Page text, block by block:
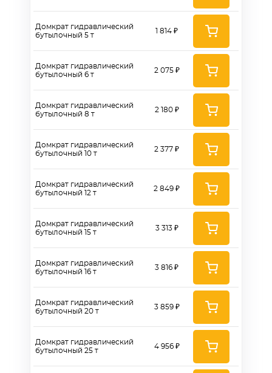
Домкрат гидравлический
бутылочный 5 т
Домкрат гидравлический
бутылочный 6 т
Домкрат гидравлический
бутылочный 8 т
Домкрат гидравлический
бутылочный 10 т
Домкрат гидравлический
бутылочный 12 т
Домкрат гидравлический
бутылочный 15 т
Домкрат гидравлический
бутылочный 16 т
Домкрат гидравлический
бутылочный 20 т
Домкрат гидравлический
бутылочный 25 т
1 814 ₽
2 075 ₽
2 180 ₽
2 377 ₽
2 849 ₽
3 313 ₽
3 816 ₽
3 859 ₽
4 956 ₽